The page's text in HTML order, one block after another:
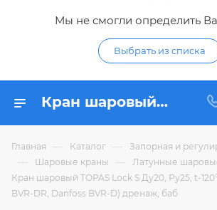
Мы не смогли определить
Выбрать из списка
Кран шаровый TOPAS Lock S Ду20, Ру25, t-120°С (аналог Ридан BVR-DR, Danfoss BVR-D) дренаж, баб - купить по цене в интернет-магазине Гидропромтехника с доставкой в Курске
Главная — Каталог — Запорная и
— Шаровые краны — Латунные
Кран шаровый TOPAS Lock S Ду20, Ру25, t-
BVR-DR, Danfoss BVR-D) дренаж, баб